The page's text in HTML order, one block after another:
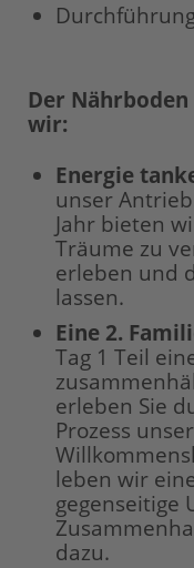
Der
wir:
Energie
unser
Jahr bieten
Träume zu
erleben und
lassen.
Eine 2.
Tag 1 Teil
erleben Sie
Prozess
leben wir
gegenseitige
dazu.